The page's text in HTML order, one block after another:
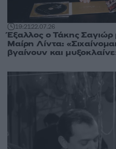
19:2122.07.26
Έξαλλος ο Τάκης Σαγιώρ
Μαίρη Λίντα:
βγαίνουν και